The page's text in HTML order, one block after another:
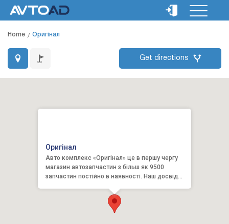
Home Оригінал
Get directions
Оригінал
Авто комплекс «Оригінал» це в першу чергу
магазин автозапчастин з більш як 9500
запчастин постійно в наявності. Наш досвід